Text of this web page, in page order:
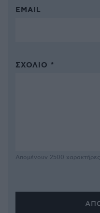
EMAIL
ΣΧΌΛΙΟ *
Απομένουν 2500 χαρακτήρες